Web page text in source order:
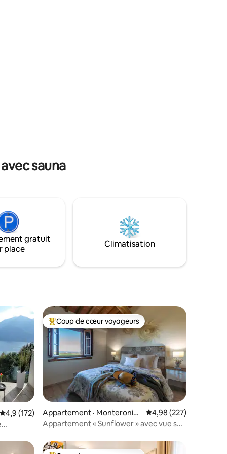
sauna
gratuit
place
Climatisation
Note moyenne de 4,9 sur 5, 172 commentaires
4,9 (172)
Coup de cœur voyageurs parmi les plus aimés
Coup de cœur voyageurs
Appartement · Monteroni
d'Arbia
Note moyenne de
4,98 (227)
Appartement « Sunflower » avec vue sur